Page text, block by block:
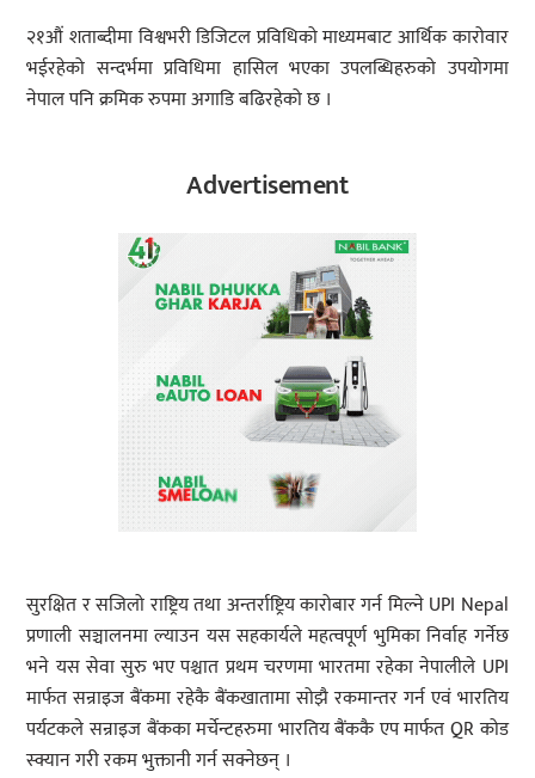
२१औं शताब्दीमा विश्वभरी डिजिटल प्रविधिको माध्यमबाट आर्थिक कारोवार
भईरहेको सन्दर्भमा प्रविधिमा हासिल भएका उपलब्धिहरुको उपयोगमा
नेपाल पनि क्रमिक रुपमा अगाडि बढिरहेको छ ।
Advertisement
सुरक्षित र सजिलो राष्ट्रिय तथा अन्तर्राष्ट्रिय कारोबार गर्न मिल्ने UPI Nepal
प्रणाली सञ्चालनमा ल्याउन यस सहकार्यले महत्वपूर्ण भुमिका निर्वाह गर्नेछ
भने यस सेवा सुरु भए पश्चात प्रथम चरणमा भारतमा रहेका नेपालीले UPI
मार्फत सन्राइज बैंकमा रहेकै बैंकखातामा सोझै रकमान्तर गर्न एवं भारतिय
पर्यटकले सन्राइज बैंकका मर्चेन्टहरुमा भारतिय बैंककै एप मार्फत QR कोड
स्क्यान गरी रकम भुक्तानी गर्न सक्नेछन् ।